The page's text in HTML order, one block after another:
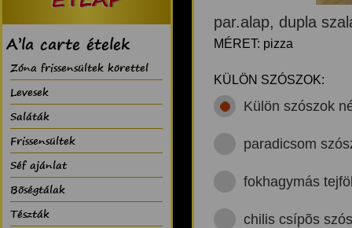
A’la carte ételek
Zóna frissensültek körettel
Levesek
Saláták
Frissensültek
Séf ajánlat
Bõségtálak
Tészták
par.alap, dupla
MÉRET: pizza
KÜLÖN SZÓSZOK:
Külön szószok
paradicsom
fokhagymás
chilis csípõs